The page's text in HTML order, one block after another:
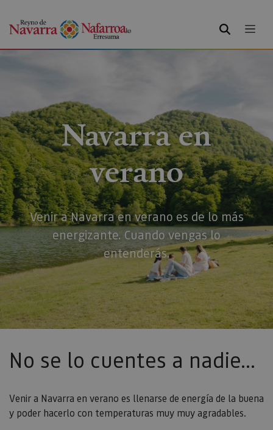
BUSCAR
Navarra en
verano
Venir a Navarra en verano es de lo más
energizante. Cuando vengas lo
entenderás.
No se lo cuentes a nadie...
Venir a Navarra en verano es llenarse de energía de la buena
y poder hacerlo con temperaturas muy muy agradables.